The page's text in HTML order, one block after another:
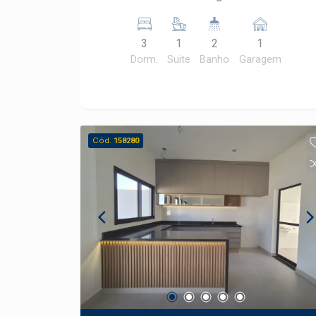
agendar uma visita, entre em contato!
3
Dorm.
1
Suite
2
Banho
1
Garagem
Cód. 158280